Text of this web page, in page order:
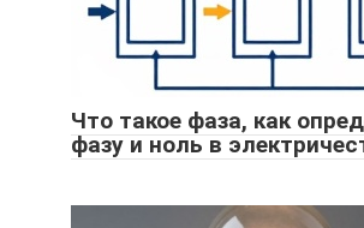
Что такое фаза, как
фазу и ноль в